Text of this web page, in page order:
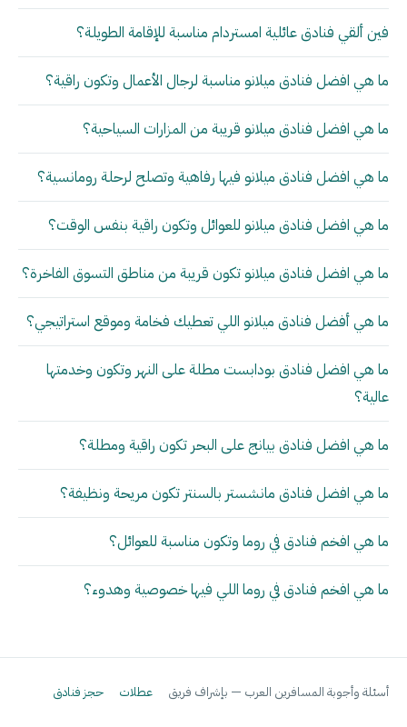
فين ألقي فنادق عائلية امستردام مناسبة للإقامة الطويلة؟
ما هي افضل فنادق ميلانو مناسبة لرجال الأعمال وتكون راقية؟
ما هي افضل فنادق ميلانو قريبة من المزارات السياحية؟
ما هي افضل فنادق ميلانو فيها رفاهية وتصلح لرحلة رومانسية؟
ما هي افضل فنادق ميلانو للعوائل وتكون راقية بنفس الوقت؟
ما هي افضل فنادق ميلانو تكون قريبة من مناطق التسوق الفاخرة؟
ما هي أفضل فنادق ميلانو اللي تعطيك فخامة وموقع استراتيجي؟
ما هي افضل فنادق بودابست مطلة على النهر وتكون وخدمتها
عالية؟
ما هي افضل فنادق بيانج على البحر تكون راقية ومطلة؟
ما هي افضل فنادق مانشستر بالسنتر تكون مريحة ونظيفة؟
ما هي افخم فنادق في روما وتكون مناسبة للعوائل؟
ما هي افخم فنادق في روما اللي فيها خصوصية وهدوء؟
أسئلة وأجوبة المسافرين العرب — بإشراف فريق عطلات حجز فنادق